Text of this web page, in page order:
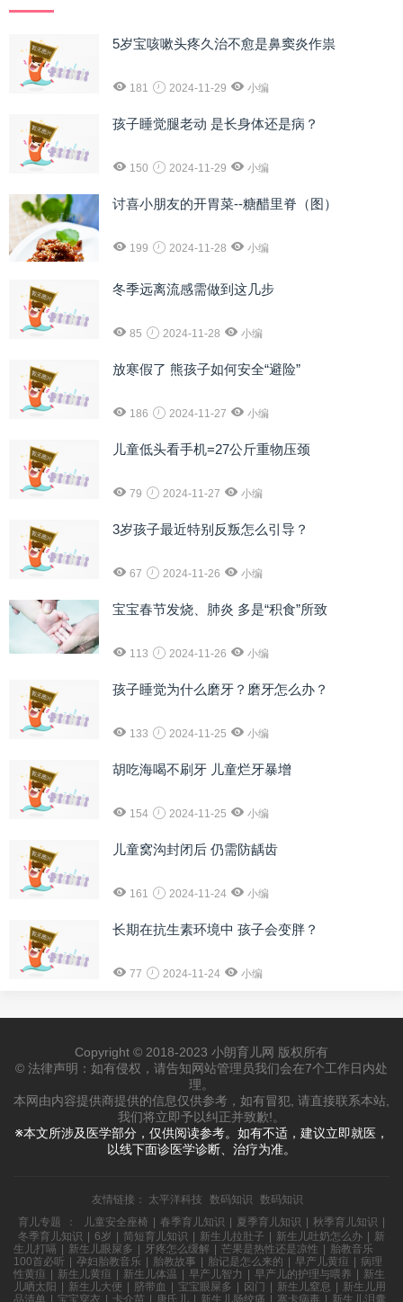
5岁宝咳嗽头疼久治不愈是鼻窦炎作祟
181 2024-11-29 小编
孩子睡觉腿老动 是长身体还是病？
150 2024-11-29 小编
讨喜小朋友的开胃菜--糖醋里脊（图）
199 2024-11-28 小编
冬季远离流感需做到这几步
85 2024-11-28 小编
放寒假了 熊孩子如何安全“避险”
186 2024-11-27 小编
儿童低头看手机=27公斤重物压颈
79 2024-11-27 小编
3岁孩子最近特别反叛怎么引导？
67 2024-11-26 小编
宝宝春节发烧、肺炎 多是“积食”所致
113 2024-11-26 小编
孩子睡觉为什么磨牙？磨牙怎么办？
133 2024-11-25 小编
胡吃海喝不刷牙 儿童烂牙暴增
154 2024-11-25 小编
儿童窝沟封闭后 仍需防龋齿
161 2024-11-24 小编
长期在抗生素环境中 孩子会变胖？
77 2024-11-24 小编
Copyright © 2018-2023 小朗育儿网 版权所有
© 法律声明：如有侵权，请告知网站管理员我们会在7个工作日内处
理。
本网由内容提供商提供的信息仅供参考，如有冒犯, 请直接联系本站,
我们将立即予以纠正并致歉!。
※本文所涉及医学部分，仅供阅读参考。如有不适，建议立即就医，
以线下面诊医学诊断、治疗为准。
友情链接： 太平洋科技 数码知识
数码知识
育儿专题
： 儿童安全座椅 春季育儿知识 夏季育儿知识 秋季育儿知识
冬季育儿知识
6岁 简短育儿知识 新生儿拉肚子 新生儿吐奶怎么办
新
生儿打嗝
新生儿眼屎多 牙疼怎么缓解 芒果是热性还是凉性
胎教音乐
100首必听
孕妇胎教音乐 胎教故事 胎记是怎么来的 早产儿黄疸
病理
性黄疸
新生儿黄疸 新生儿体温 早产儿智力 早产儿的护理与喂养
新生
儿晒太阳
新生儿大便 脐带血 宝宝眼屎多 囟门 新生儿窒息
新生儿用
品清单
宝宝穿衣 卡介苗 唐氏儿 新生儿肠绞痛 寨卡病毒 新生儿泪囊